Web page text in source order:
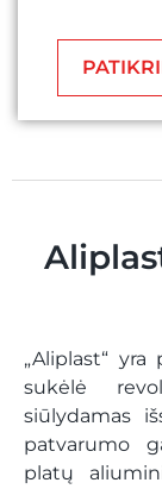
„Aliplast“
sukėlė
siūlydamas
patvarumo
platų